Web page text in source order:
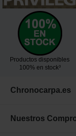
Productos disponibles
100% en stock³
Chronocarpa.es
Nuestros